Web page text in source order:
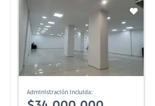
Administración incluida: